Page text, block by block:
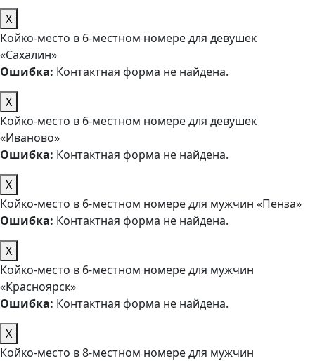
X
Койко-место в 6-местном номере для девушек
«Сахалин»
Ошибка: Контактная форма не найдена.
X
Койко-место в 6-местном номере для девушек
«Иваново»
Ошибка: Контактная форма не найдена.
X
Койко-место в 6-местном номере для мужчин «Пенза»
Ошибка: Контактная форма не найдена.
X
Койко-место в 6-местном номере для мужчин
«Красноярск»
Ошибка: Контактная форма не найдена.
X
Койко-место в 8-местном номере для мужчин